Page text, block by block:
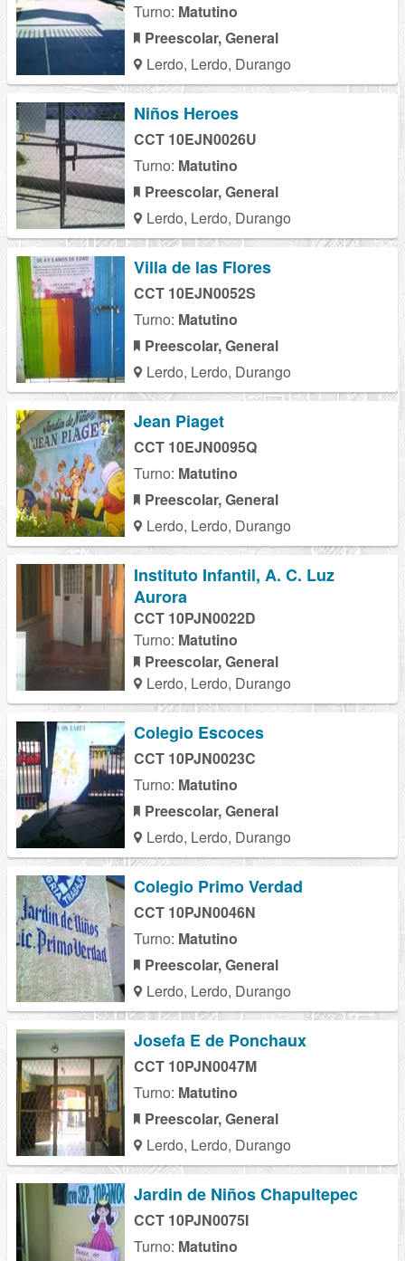
Turno: Matutino
Preescolar, General
Lerdo, Lerdo, Durango
Niños Heroes
CCT 10EJN0026U
Turno: Matutino
Preescolar, General
Lerdo, Lerdo, Durango
Villa de las Flores
CCT 10EJN0052S
Turno: Matutino
Preescolar, General
Lerdo, Lerdo, Durango
Jean Piaget
CCT 10EJN0095Q
Turno: Matutino
Preescolar, General
Lerdo, Lerdo, Durango
Instituto Infantil, A. C. Luz
Aurora
CCT 10PJN0022D
Turno: Matutino
Preescolar, General
Lerdo, Lerdo, Durango
Colegio Escoces
CCT 10PJN0023C
Turno: Matutino
Preescolar, General
Lerdo, Lerdo, Durango
Colegio Primo Verdad
CCT 10PJN0046N
Turno: Matutino
Preescolar, General
Lerdo, Lerdo, Durango
Josefa E de Ponchaux
CCT 10PJN0047M
Turno: Matutino
Preescolar, General
Lerdo, Lerdo, Durango
Jardin de Niños Chapultepec
CCT 10PJN0075I
Turno: Matutino